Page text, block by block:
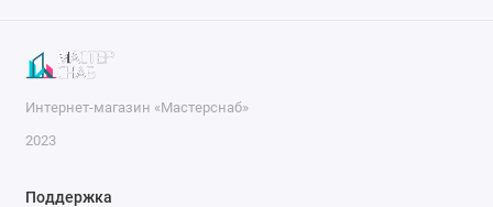
Интернет-магазин «Мастерснаб»
2023
Поддержка